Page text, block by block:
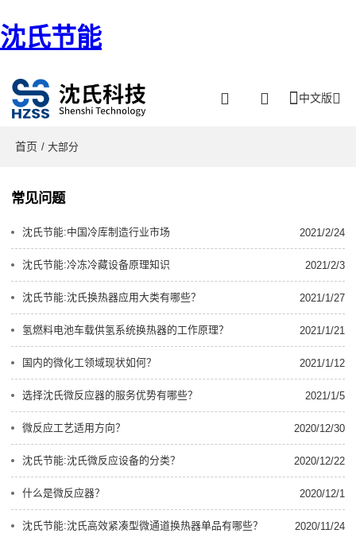
沈氏节能
中文版
首页 / 大部分
常见问题
沈氏节能:中国冷库制造行业市场 2021/2/24
沈氏节能:冷冻冷藏设备原理知识 2021/2/3
沈氏节能:沈氏换热器应用大类有哪些？ 2021/1/27
氢燃料电池车载供氢系统换热器的工作原理？ 2021/1/21
国内的微化工领域现状如何？ 2021/1/12
选择沈氏微反应器的服务优势有哪些？ 2021/1/5
微反应工艺适用方向？ 2020/12/30
沈氏节能:沈氏微反应设备的分类？ 2020/12/22
什么是微反应器？ 2020/12/1
沈氏节能:沈氏高效紧凑型微通道换热器单品有哪些？ 2020/11/24